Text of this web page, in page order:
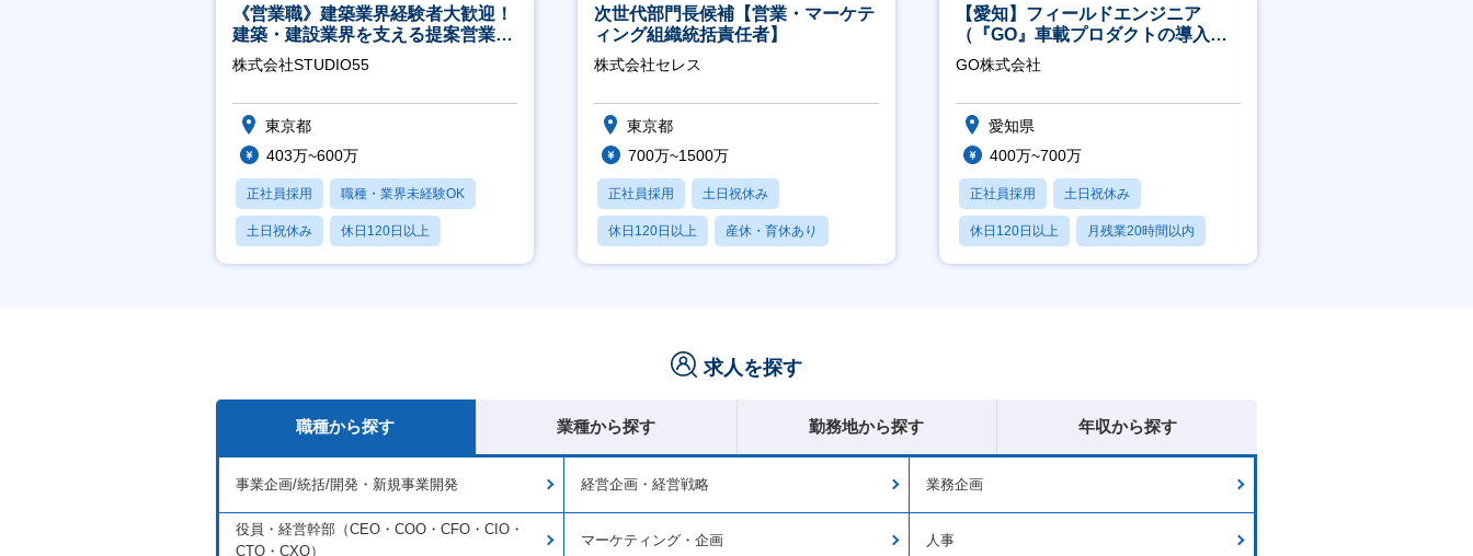
《営業職》建築業界経験者大歓迎！
建築・建設業界を支える提案営業職
│年休125日◎フレックス
株式会社STUDIO55
東京都
403万~600万
正社員採用 職種・業界未経験OK
土日祝休み 休日120日以上
産休・育休あり
次世代部門長候補【営業・マーケテ
ィング組織統括責任者】
株式会社セレス
東京都
700万~1500万
正社員採用 土日祝休み
休日120日以上 産休・育休あり
賞与あり
【愛知】フィールドエンジニア
（『GO』車載プロダクトの導入サ
ポート／年休120日／土日祝休／直
行直帰
GO株式会社
愛知県
400万~700万
正社員採用 土日祝休み
休日120日以上 月残業20時間以内
学歴不問
求人を探す
職種から探す 業種から探す 勤務地から探す 年収から探す
事業企画/統括/開発・新規事業開発 経営企画・経営戦略 業務企画
役員・経営幹部（CEO・COO・CFO・CIO・
CTO・CXO）
マーケティング・企画 人事